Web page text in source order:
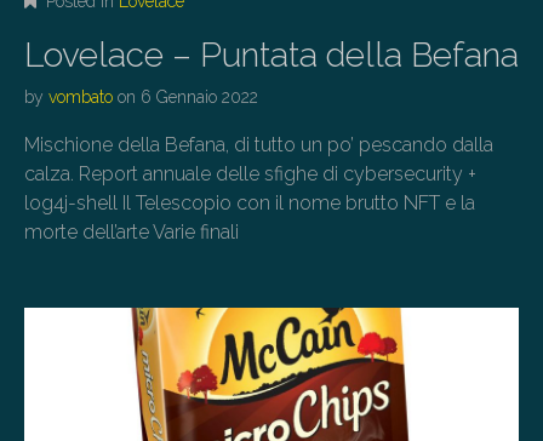
Lovelace – Puntata della Befana
by vombato on 6 Gennaio 2022
Mischione della Befana, di tutto un po’ pescando dalla
calza. Report annuale delle sfighe di cybersecurity +
log4j-shell Il Telescopio con il nome brutto NFT e la
morte dell’arte Varie finali